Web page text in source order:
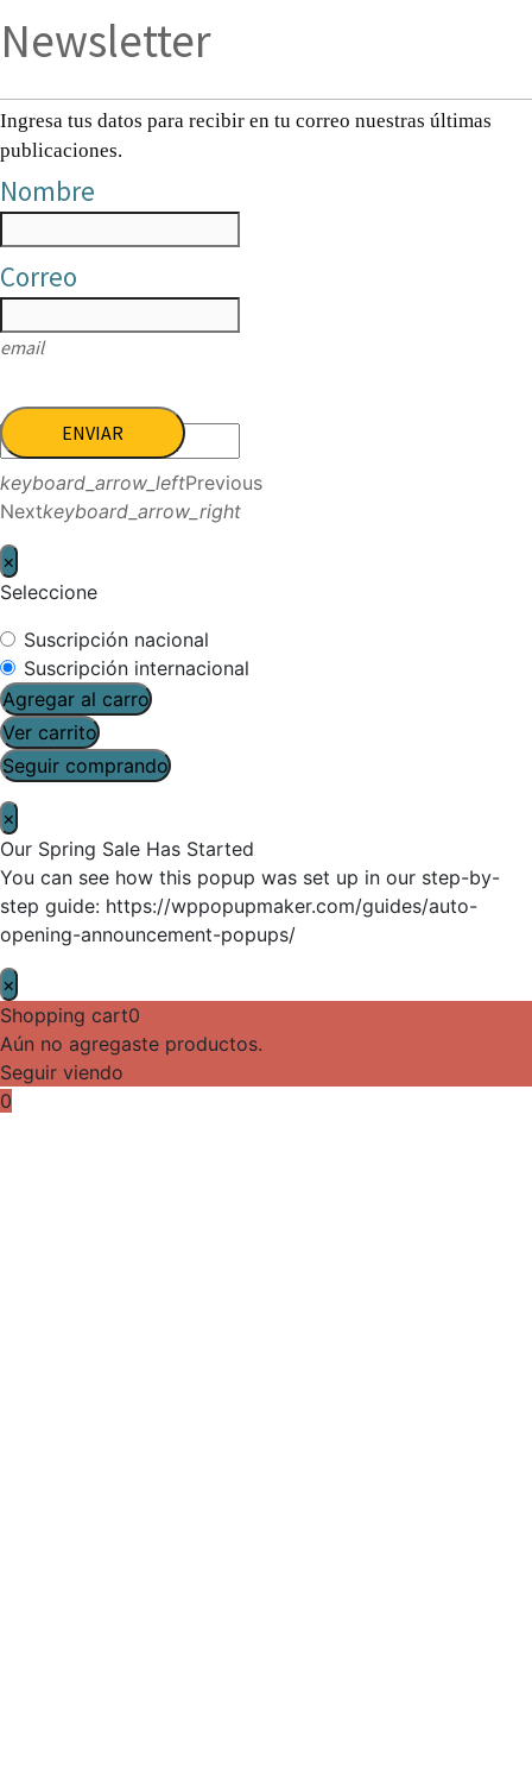
Newsletter
Ingresa tus datos para recibir en tu correo nuestras últimas
publicaciones.
Nombre
Correo
email
ENVIAR
keyboard_arrow_leftPrevious
Nextkeyboard_arrow_right
×
Seleccione
Suscripción nacional
Suscripción internacional
Agregar al carro
Ver carrito
Seguir comprando
×
Our Spring Sale Has Started
You can see how this popup was set up in our step-by-
step guide: https://wppopupmaker.com/guides/auto-
opening-announcement-popups/
×
Shopping cart0
Aún no agregaste productos.
Seguir viendo
0